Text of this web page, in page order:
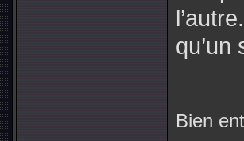
Bien